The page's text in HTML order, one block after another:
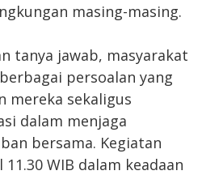
masing-masing.
tanya jawab, masyarakat
persoalan yang
mereka sekaligus
dalam menjaga
bersama. Kegiatan
WIB dalam keadaan